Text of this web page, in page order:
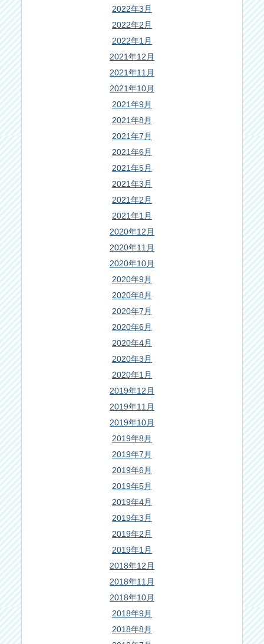
2022年3月
2022年2月
2022年1月
2021年12月
2021年11月
2021年10月
2021年9月
2021年8月
2021年7月
2021年6月
2021年5月
2021年3月
2021年2月
2021年1月
2020年12月
2020年11月
2020年10月
2020年9月
2020年8月
2020年7月
2020年6月
2020年4月
2020年3月
2020年1月
2019年12月
2019年11月
2019年10月
2019年8月
2019年7月
2019年6月
2019年5月
2019年4月
2019年3月
2019年2月
2019年1月
2018年12月
2018年11月
2018年10月
2018年9月
2018年8月